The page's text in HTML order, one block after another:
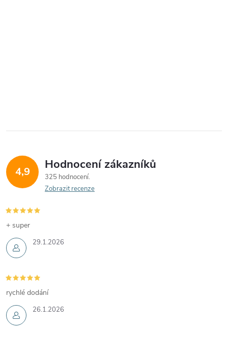
4,9 Hodnocení zákazníků
325 hodnocení
Zobrazit recenze
29.1.2026
+ super
26.1.2026
rychlé dodání